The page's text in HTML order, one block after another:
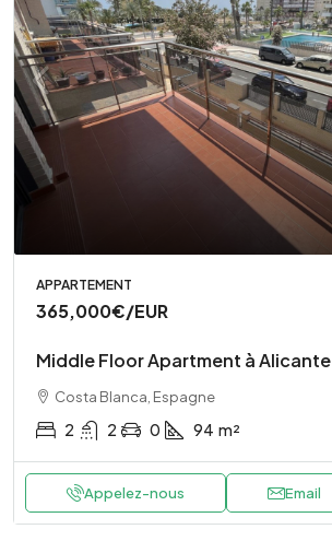
APPARTEMENT
365,000€/EUR
Middle Floor Apartment à Alicante
Costa Blanca, Espagne
2 2 0 94 m²
Appelez-nous Email